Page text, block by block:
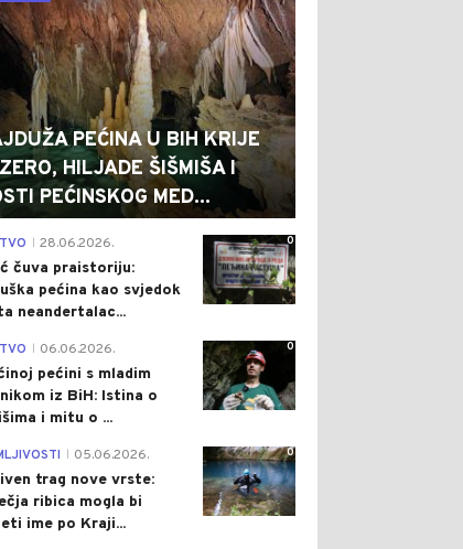
PEĆINA U BIH KRIJE
HILJADE ŠIŠMIŠA I
PEĆINSKOG MED...
0
28.06.2026.
čuva praistoriju:
pećina kao svjedok
neandertalac...
0
06.06.2026.
pećini s mladim
iz BiH: Istina o
i mitu o ...
0
05.06.2026.
trag nove vrste:
ribica mogla bi
ime po Kraji...